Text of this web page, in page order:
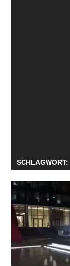
SCHLAGWORT: